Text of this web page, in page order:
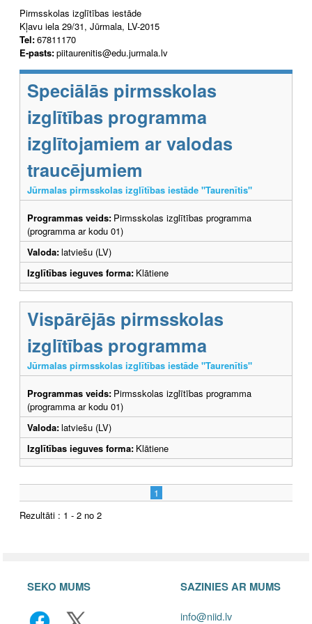
Pirmsskolas izglītības iestāde
Kļavu iela 29/31, Jūrmala, LV-2015
Tel:67811170
E-pasts:piitaurenitis@edu.jurmala.lv
Speciālās pirmsskolas
izglītības programma
izglītojamiem ar valodas
traucējumiem
Jūrmalas pirmsskolas izglītības iestāde "Taurenītis"
Programmas veids: Pirmsskolas izglītības programma
(programma ar kodu 01)
Valoda:latviešu (LV)
Izglītības ieguves forma: Klātiene
Vispārējās pirmsskolas
izglītības programma
Jūrmalas pirmsskolas izglītības iestāde "Taurenītis"
Programmas veids: Pirmsskolas izglītības programma
(programma ar kodu 01)
Valoda:latviešu (LV)
Izglītības ieguves forma: Klātiene
1
Rezultāti : 1 - 2 no 2
SEKO MUMS SAZINIES AR MUMS
info@niid.lv